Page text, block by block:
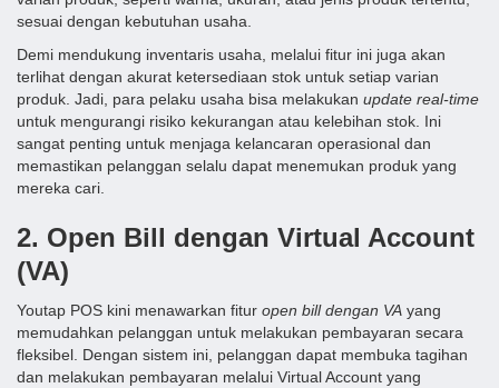
sesuai dengan kebutuhan usaha.
Demi mendukung inventaris usaha, melalui fitur ini juga akan
terlihat dengan akurat ketersediaan stok untuk setiap varian
produk. Jadi, para pelaku usaha bisa melakukan update real-time
untuk mengurangi risiko kekurangan atau kelebihan stok. Ini
sangat penting untuk menjaga kelancaran operasional dan
memastikan pelanggan selalu dapat menemukan produk yang
mereka cari.
2. Open Bill dengan Virtual Account
(VA)
Youtap POS kini menawarkan fitur open bill dengan VA yang
memudahkan pelanggan untuk melakukan pembayaran secara
fleksibel. Dengan sistem ini, pelanggan dapat membuka tagihan
dan melakukan pembayaran melalui Virtual Account yang